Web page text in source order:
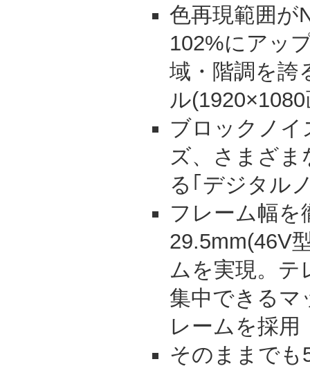
色再現範囲が
102%にアッ
域・階調を誇
ル
ブロックノ
ズ、さまざ
る｢デジタル
フレーム幅を
29.5mm(46V
ムを実現。テ
集中できるマ
レームを採用
そのままでも